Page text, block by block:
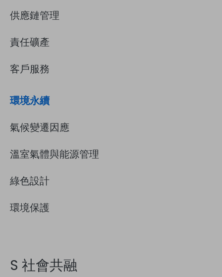
供應鏈管理
責任礦產
客戶服務
環境永續
氣候變遷因應
溫室氣體與能源管理
綠色設計
環境保護
S 社會共融